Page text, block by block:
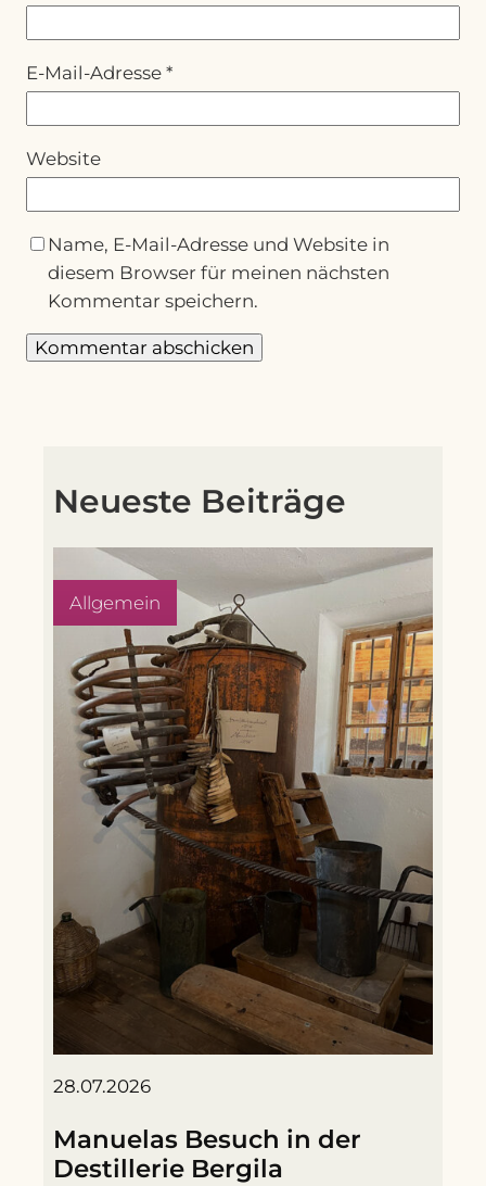
E-Mail-Adresse *
Website
Name, E-Mail-Adresse und Website in
diesem Browser für meinen nächsten
Kommentar speichern.
Neueste Beiträge
28.07.2026
Manuelas Besuch in der
Destillerie Bergila
Allgemein